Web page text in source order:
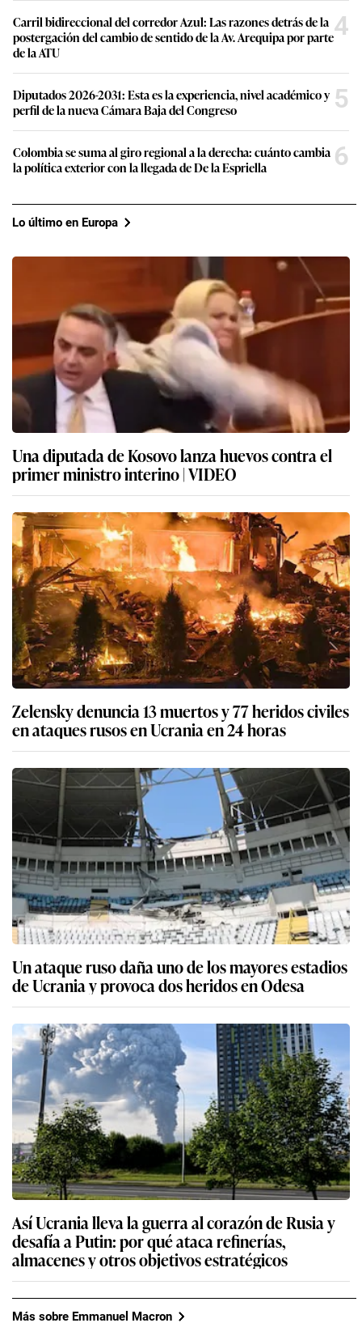
Carril bidireccional del corredor Azul: Las razones detrás de la
postergación del cambio de sentido de la Av. Arequipa por parte
de la ATU
4
Diputados 2026-2031: Esta es la experiencia, nivel académico y
perfil de la nueva Cámara Baja del Congreso
5
Colombia se suma al giro regional a la derecha: cuánto cambia
la política exterior con la llegada de De la Espriella
6
Lo último en Europa
Una diputada de Kosovo lanza huevos contra el
primer ministro interino | VIDEO
Zelensky denuncia 13 muertos y 77 heridos civiles
en ataques rusos en Ucrania en 24 horas
Un ataque ruso daña uno de los mayores estadios
de Ucrania y provoca dos heridos en Odesa
Así Ucrania lleva la guerra al corazón de Rusia y
desafía a Putin: por qué ataca refinerías,
almacenes y otros objetivos estratégicos
Más sobre Emmanuel Macron